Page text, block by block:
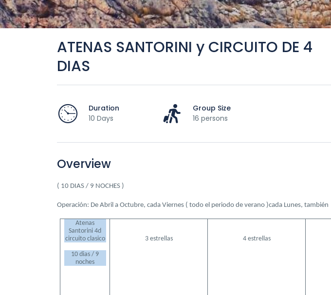
ATENAS SANTORINI y CIRCUITO DE 4
DIAS
Duration
10 Days
Group Size
16 persons
Overview
( 10 DIAS / 9 NOCHES )
Operación: De Abril a Octubre, cada Viernes ( todo el periodo de verano )cada Lunes, también
Atenas
Santorini 4d
circuito clasico
10 dias / 9
noches
3 estrellas 4 estrellas